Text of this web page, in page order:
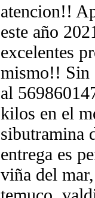
atencion!!
este año
excelentes
mismo!! Sin
al
kilos en el
sibutramina
entrega es
viña del